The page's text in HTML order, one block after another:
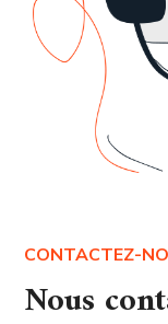
CONTACTEZ-
Nous